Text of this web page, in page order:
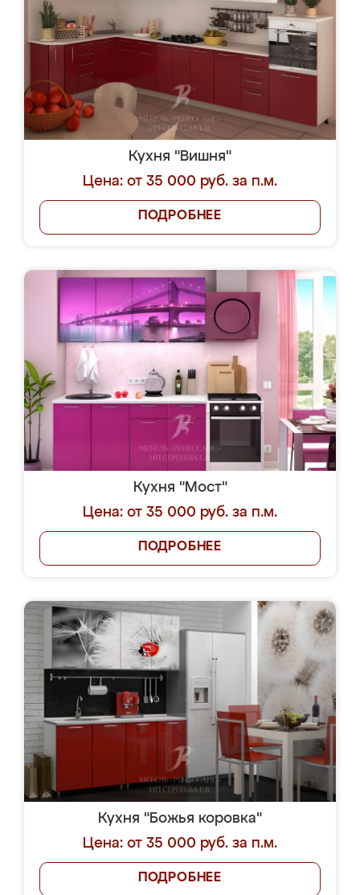
Кухня "Вишня"
Цена: от 35 000 руб. за п.м.
ПОДРОБНЕЕ
Кухня "Мост"
Цена: от 35 000 руб. за п.м.
ПОДРОБНЕЕ
Кухня "Божья коровка"
Цена: от 35 000 руб. за п.м.
ПОДРОБНЕЕ